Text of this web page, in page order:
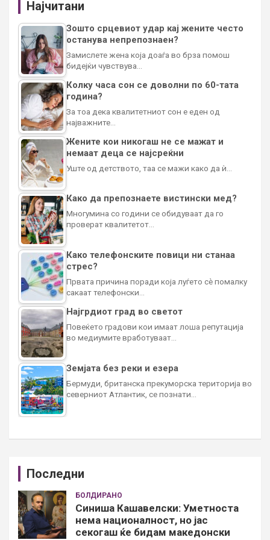
Најчитани
Зошто срцевиот удар кај жените често
останува непрепознаен?
Замислете жена која доаѓа во брза помош
бидејќи чувствува…
Колку часа сон се доволни по 60-тата
година?
За тоа дека квалитетниот сон е еден од
најважните…
Жените кои никогаш не се мажат и
немаат деца се најсреќни
Уште од детството, таа се мажи како да ѝ…
Како да препознаете вистински мед?
Многумина со години се обидуваат да го
проверат квалитетот…
Како телефонските повици ни станаа
стрес?
Првата причина поради која луѓето сè помалку
сакаат телефонски…
Најгрдиот град во светот
Повеќето градови кои имаат лоша репутација
во медиумите вработуваат…
Земјата без реки и езера
Бермуди, британска прекуморска територија во
северниот Атлантик, се познати…
Последни
БОЛДИРАНО
Синиша Кашавелски: Уметноста
нема националност, но јас
секогаш ќе бидам македонски